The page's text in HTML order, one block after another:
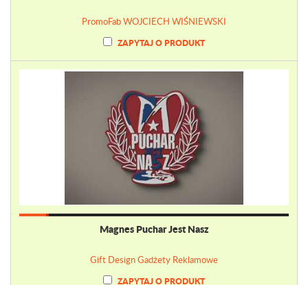
PromoFab WOJCIECH WIŚNIEWSKI
ZAPYTAJ O PRODUKT
Magnes Puchar Jest Nasz
Gift Design Gadżety Reklamowe
ZAPYTAJ O PRODUKT